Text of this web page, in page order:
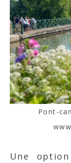
Pont-
Une